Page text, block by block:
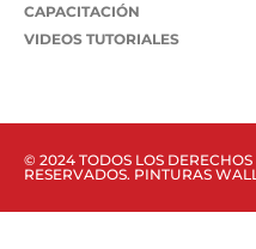
CAPACITACIÓN
VIDEOS TUTORIALES
© 2024 TODOS LOS DERECHOS
RESERVADOS. PINTURAS WALL